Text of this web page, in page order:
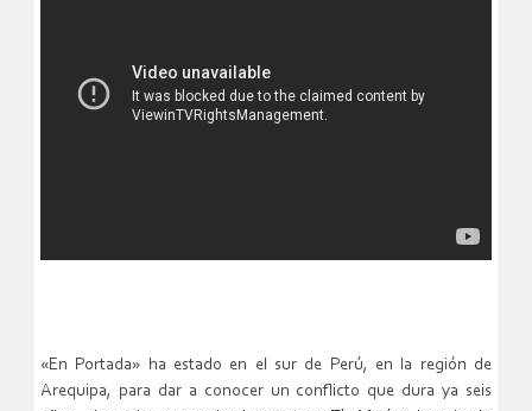
«En Portada» ha estado en el sur de Perú, en la región de
Arequipa, para dar a conocer un conflicto que dura ya seis